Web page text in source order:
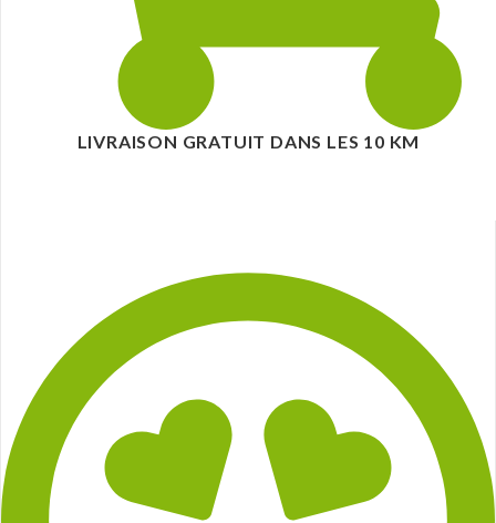
LIVRAISON GRATUIT DANS LES 10 KM